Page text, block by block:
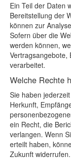
Ein Teil der Daten
Bereitstellung der
können zur
Sofern über die
werden können,
Vertragsangebote,
verarbeitet.
Welche Rechte
Sie haben
Herkunft,
ein Recht, die
verlangen. Wenn
erteilt haben,
Zukunft